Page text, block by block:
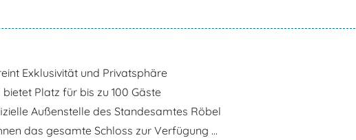
Exklusivität und Privatsphäre
Platz für bis zu 100 Gäste
Außenstelle des Standesamtes Röbel
das gesamte Schloss zur Verfügung ...